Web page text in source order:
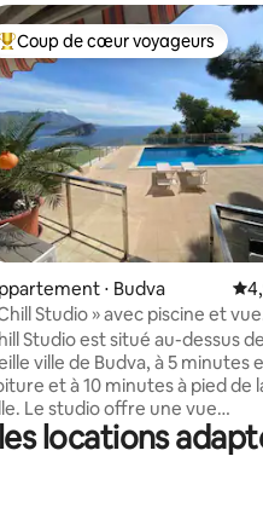
sur 5
sur la base de 216
Coups de cœur voyageurs les
Coup de cœur voyageurs
⋅ Budva
Studio » avec piscine et vue
sur la mer !
Studio est situé au-dessus
ville de Budva, à 5 minutes
et à 10 minutes à pied de
Le studio offre une vue
sur la côte
la mer Adriatique. La piscine
locations